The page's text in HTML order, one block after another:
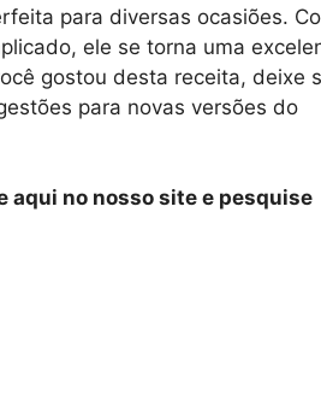
para diversas ocasiões.
ele se torna uma
gostou desta receita, deixe
para novas versões do
aqui no nosso site e pesquise